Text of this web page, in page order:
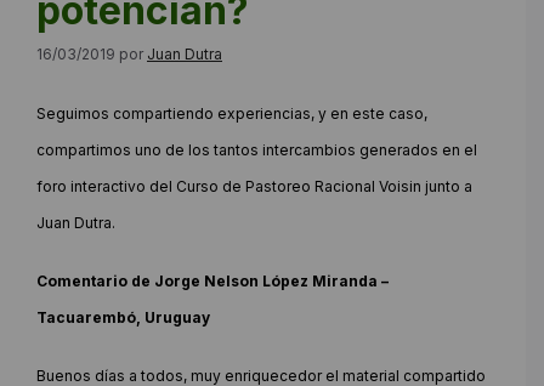
potencian?
16/03/2019 por Juan Dutra
Seguimos compartiendo experiencias, y en este caso,
compartimos uno de los tantos intercambios generados en el
foro interactivo del Curso de Pastoreo Racional Voisin junto a
Juan Dutra.
Comentario de Jorge Nelson López Miranda –
Tacuarembó, Uruguay
Buenos días a todos, muy enriquecedor el material compartido